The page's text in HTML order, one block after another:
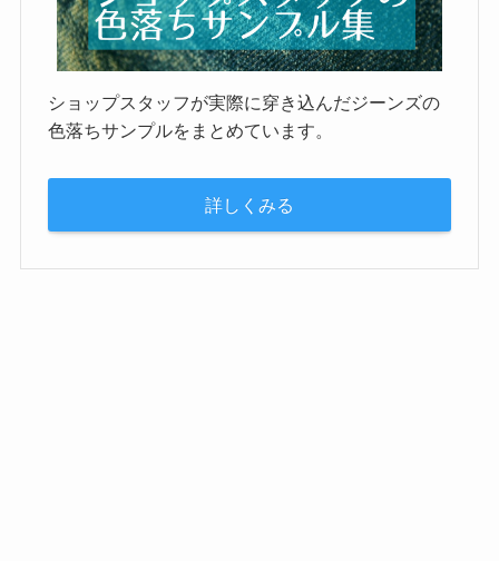
ショップスタッフが実際に穿き込んだジーンズの
色落ちサンプルをまとめています。
詳しくみる